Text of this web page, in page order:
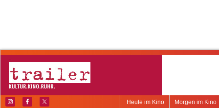
Morgen im Kino
Heute im Kino